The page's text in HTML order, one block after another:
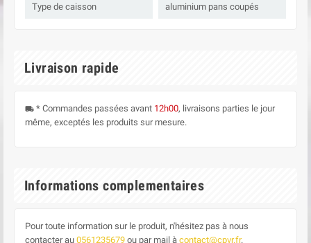
Type de caisson aluminium pans coupés
Livraison rapide
local_shipping * Commandes passées avant 12h00, livraisons parties le jour
même, exceptés les produits sur mesure.
Informations complementaires
Pour toute information sur le produit, n'hésitez pas à nous
contacter au 0561235679 ou par mail à contact@cpvr.fr.